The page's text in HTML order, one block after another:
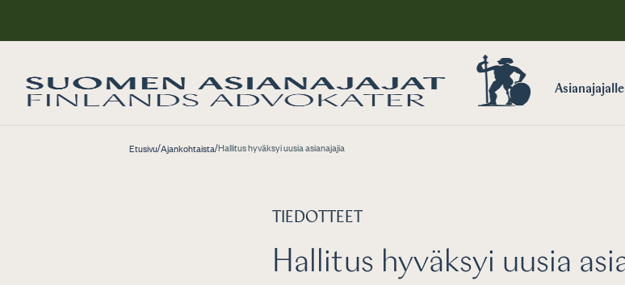
Asianajajalle
Etusivu/Ajankohtaista/Hallitus hyväksyi uusia asianajajia
TIEDOTTEET
Hallitus hyväksyi uusia